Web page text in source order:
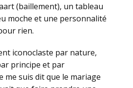
(baillement), un tableau
moche et une personnalité
rien.
iconoclaste par nature,
principe et par
me suis dit que le mariage